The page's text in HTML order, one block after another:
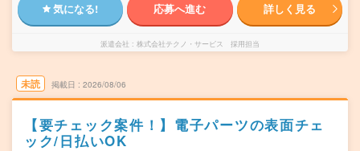
気になる! 応募へ進む 詳しく見る
派遣会社 株式会社テクノ・サービス 採用担当
未読 掲載日 2026/08/06
【要チェック案件！】電子パーツの表面チェ
ック/日払いOK